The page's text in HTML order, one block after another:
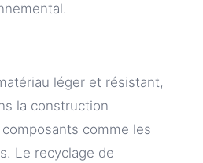
léger et résistant,
la construction
comme les
Le recyclage de